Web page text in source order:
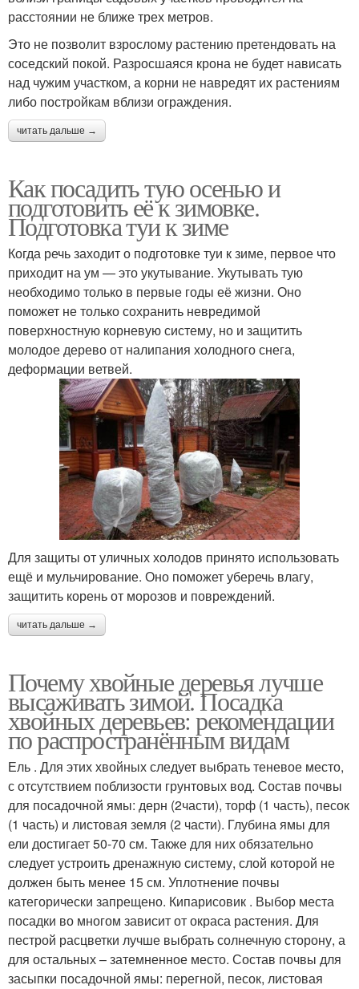
расстоянии не ближе трех метров.
Это не позволит взрослому растению претендовать на
соседский покой. Разросшаяся крона не будет нависать
над чужим участком, а корни не навредят их растениям
либо постройкам вблизи ограждения.
читать дальше →
Как посадить тую осенью и
подготовить её к зимовке.
Подготовка туи к зиме
Когда речь заходит о подготовке туи к зиме, первое что
приходит на ум — это укутывание. Укутывать тую
необходимо только в первые годы её жизни. Оно
поможет не только сохранить невредимой
поверхностную корневую систему, но и защитить
молодое дерево от налипания холодного снега,
деформации ветвей.
Для защиты от уличных холодов принято использовать
ещё и мульчирование. Оно поможет уберечь влагу,
защитить корень от морозов и повреждений.
читать дальше →
Почему хвойные деревья лучше
высаживать зимой. Посадка
хвойных деревьев: рекомендации
по распространённым видам
Ель . Для этих хвойных следует выбрать теневое место,
с отсутствием поблизости грунтовых вод. Состав почвы
для посадочной ямы: дерн (2части), торф (1 часть), песок
(1 часть) и листовая земля (2 части). Глубина ямы для
ели достигает 50-70 см. Также для них обязательно
следует устроить дренажную систему, слой которой не
должен быть менее 15 см. Уплотнение почвы
категорически запрещено. Кипарисовик . Выбор места
посадки во многом зависит от окраса растения. Для
пестрой расцветки лучше выбрать солнечную сторону, а
для остальных – затемненное место. Состав почвы для
засыпки посадочной ямы: перегной, песок, листовая